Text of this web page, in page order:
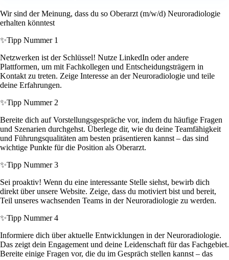
Wir sind der Meinung, dass du so Oberarzt (m/w/d) Neuroradiologie
erhalten könntest
✨Tipp Nummer 1
Netzwerken ist der Schlüssel! Nutze LinkedIn oder andere
Plattformen, um mit Fachkollegen und Entscheidungsträgern in
Kontakt zu treten. Zeige Interesse an der Neuroradiologie und teile
deine Erfahrungen.
✨Tipp Nummer 2
Bereite dich auf Vorstellungsgespräche vor, indem du häufige Fragen
und Szenarien durchgehst. Überlege dir, wie du deine Teamfähigkeit
und Führungsqualitäten am besten präsentieren kannst – das sind
wichtige Punkte für die Position als Oberarzt.
✨Tipp Nummer 3
Sei proaktiv! Wenn du eine interessante Stelle siehst, bewirb dich
direkt über unsere Website. Zeige, dass du motiviert bist und bereit,
Teil unseres wachsenden Teams in der Neuroradiologie zu werden.
✨Tipp Nummer 4
Informiere dich über aktuelle Entwicklungen in der Neuroradiologie.
Das zeigt dein Engagement und deine Leidenschaft für das Fachgebiet.
Bereite einige Fragen vor, die du im Gespräch stellen kannst – das